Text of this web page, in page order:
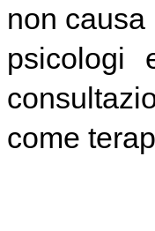
non
psicologi
come